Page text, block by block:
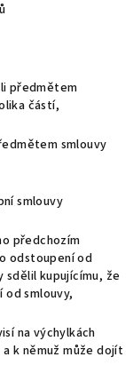
předmětem
částí,
smlouvy
smlouvy
předchozím
odstoupení od
sdělil kupujícímu, že
smlouvy,
na výchylkách
k němuž může dojít